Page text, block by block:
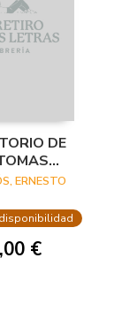
DE
EN
ERNESTO
€